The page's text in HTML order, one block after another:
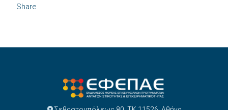
Share